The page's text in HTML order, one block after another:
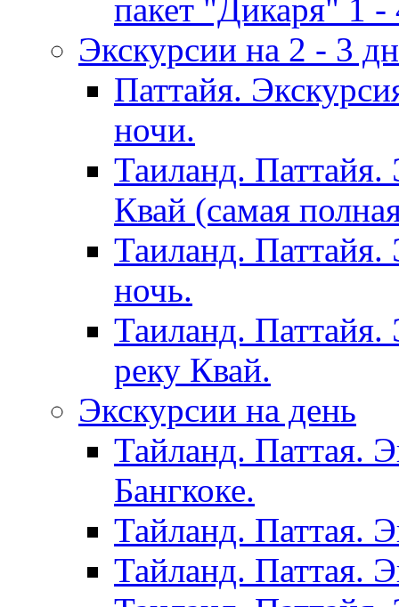
пакет "Дикаря" 1 -
Экскурсии на 2 - 3
Паттайя.
ночи.
Таиланд. Паттайя.
Квай (самая
Таиланд.
ночь.
Таиланд. Паттайя.
реку Квай.
Экскурсии на день
Тайланд. Паттая.
Бангкоке.
Тайланд. Паттая.
Тайланд. Паттая.